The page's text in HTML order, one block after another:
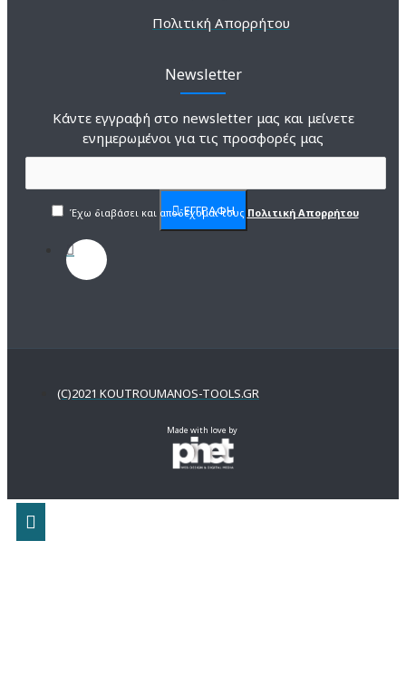
Πολιτική Απορρήτου
Newsletter
Κάντε εγγραφή στο newsletter μας και μείνετε
ενημερωμένοι για τις προσφορές μας
ΕΓΓΡΑΦΗ
Έχω διαβάσει και αποδέχομαι τους Πολιτική Απορρήτου
(C)2021 KOUTROUMANOS-TOOLS.GR
Made with love by